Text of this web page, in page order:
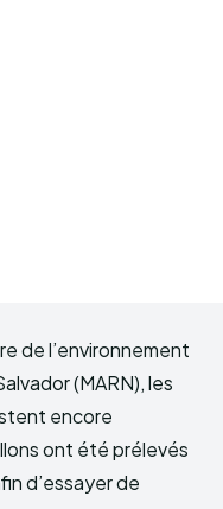
de l’environnement
(MARN), les
encore
ont été prélevés
d’essayer de